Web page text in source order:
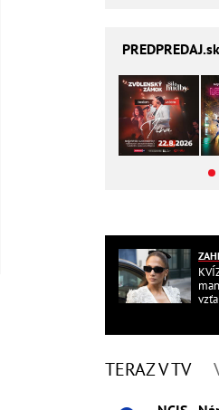
PREDPREDAJ
TERAZ V TV